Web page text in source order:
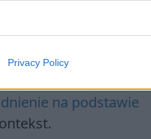
Privacy Policy
również wybrany
na podstawie